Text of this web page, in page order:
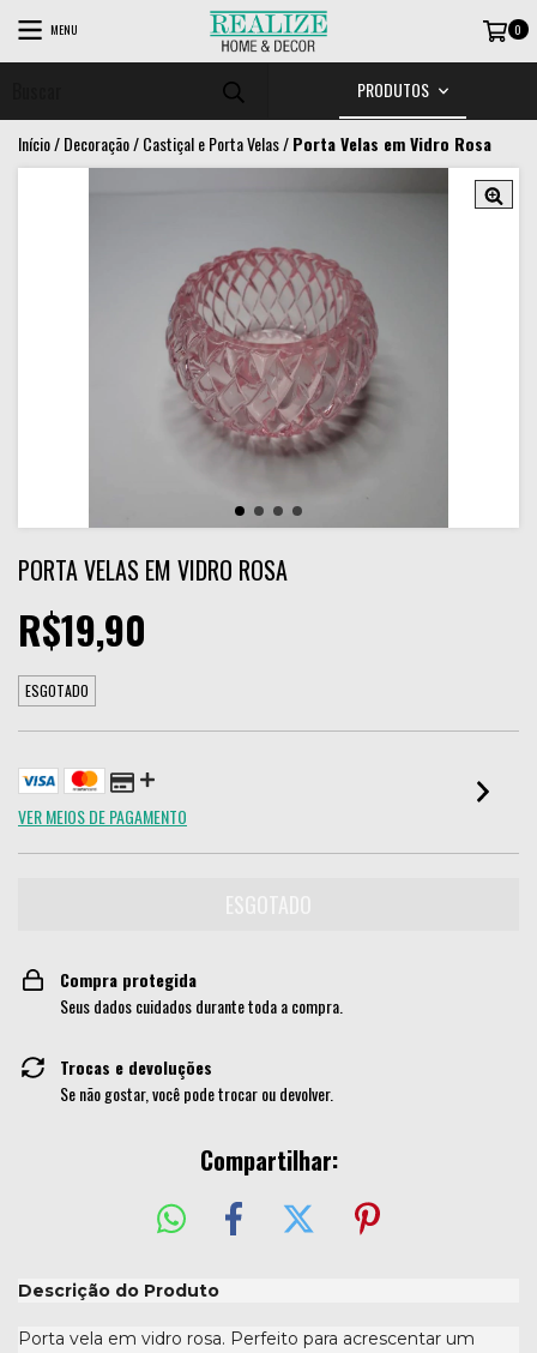
MENU 0
PRODUTOS
Início/Decoração/Castiçal e Porta Velas/Porta Velas em Vidro Rosa
PORTA VELAS EM VIDRO ROSA
R$19,90
ESGOTADO
VER MEIOS DE PAGAMENTO
Compra protegida
Seus dados cuidados durante toda a compra.
Trocas e devoluções
Se não gostar, você pode trocar ou devolver.
Compartilhar:
Descrição do Produto
Porta vela em vidro rosa. Perfeito para acrescentar um